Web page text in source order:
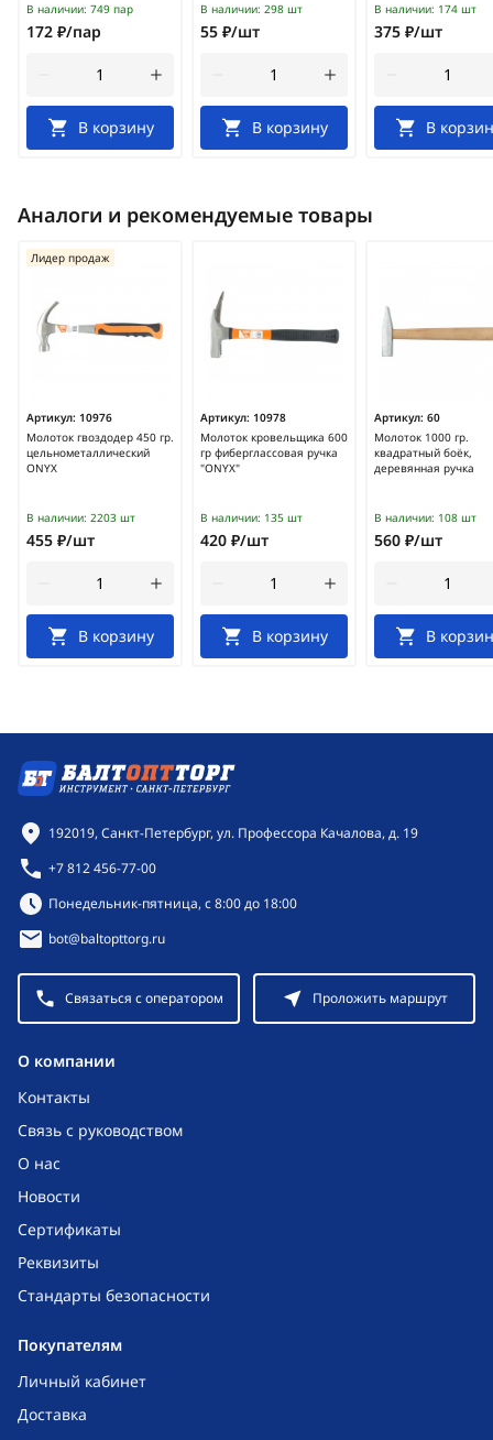
В наличии: 749 пар
172 ₽/пар
В корзину
В наличии: 298 шт
55 ₽/шт
В корзину
В наличии: 174 шт
375 ₽/шт
В
Аналоги и рекомендуемые товары
Артикул: 10976
Молоток гвоздодер 450 гр.
цельнометаллический
ONYX
Лидер продаж
В наличии: 2203 шт
455 ₽/шт
В корзину
Артикул: 10978
Молоток кровельщика 600
гр фиберглассовая ручка
"ONYX"
В наличии: 135 шт
420 ₽/шт
В корзину
Артикул: 60
Молоток 1000 гр.
квадратный боёк,
деревянная ручка
В наличии: 108 шт
560 ₽/шт
В
O компании
Контакты
Связь с руководством
О нас
Новости
Сертификаты
Реквизиты
Стандарты безопасности
Покупателям
Личный кабинет
Доставка
Контактная информация
192019, Санкт-Петербург, ул. Профессора Качалова, д. 19
+7 812 456-77-00
Режим работы:
Понедельник-пятница, с 8:00 до 18:00
bot@baltopttorg.ru
Связаться с оператором Проложить маршрут